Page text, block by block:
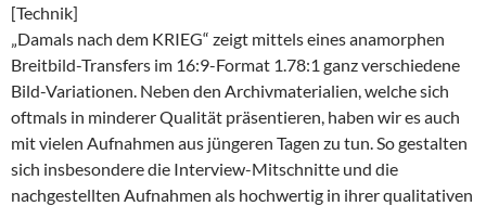
[Technik]
„Damals nach dem KRIEG“ zeigt mittels eines anamorphen
Breitbild-Transfers im 16:9-Format 1.78:1 ganz verschiedene
Bild-Variationen. Neben den Archivmaterialien, welche sich
oftmals in minderer Qualität präsentieren, haben wir es auch
mit vielen Aufnahmen aus jüngeren Tagen zu tun. So gestalten
sich insbesondere die Interview-Mitschnitte und die
nachgestellten Aufnahmen als hochwertig in ihrer qualitativen